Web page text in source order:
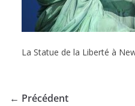
La Statue de la Liberté à
← Précédent